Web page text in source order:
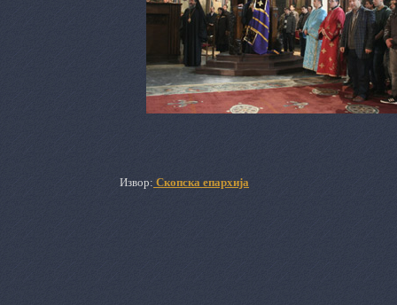
Извор: Скопска епархија